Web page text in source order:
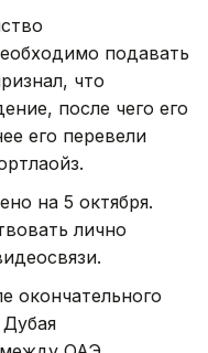
подавать
что
после чего его
его перевели
на 5 октября.
лично
окончательного